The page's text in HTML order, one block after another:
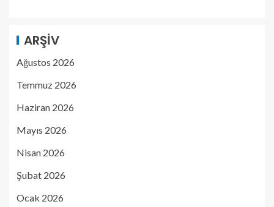
ARŞIV
Ağustos 2026
Temmuz 2026
Haziran 2026
Mayıs 2026
Nisan 2026
Şubat 2026
Ocak 2026